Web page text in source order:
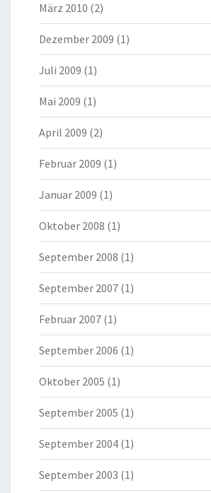
März 2010 (2)
Dezember 2009 (1)
Juli 2009 (1)
Mai 2009 (1)
April 2009 (2)
Februar 2009 (1)
Januar 2009 (1)
Oktober 2008 (1)
September 2008 (1)
September 2007 (1)
Februar 2007 (1)
September 2006 (1)
Oktober 2005 (1)
September 2005 (1)
September 2004 (1)
September 2003 (1)